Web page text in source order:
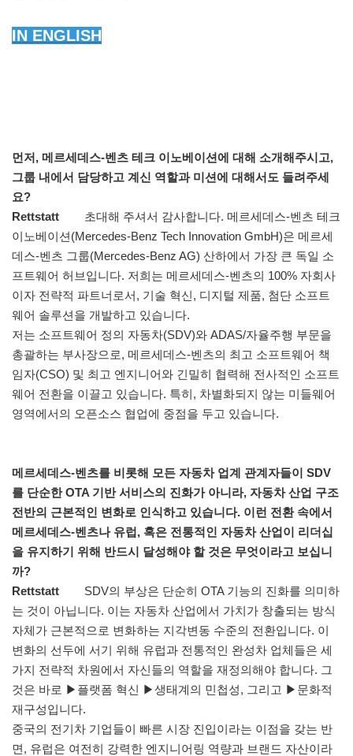
IN ENGLISH
먼저, 메르세데스-벤츠 테크 이노베이션에 대해 소개해주시고,
그룹 내에서 담당하고 계신 역할과 미션에 대해서도 들려주세
요?
Rettstatt 초대해 주셔서 감사합니다. 메르세데스-벤츠 테크
이노베이션(Mercedes-Benz Tech Innovation GmbH)은 메르세
데스-벤츠 그룹(Mercedes-Benz AG) 산하에서 가장 큰 독일 소
프트웨어 허브입니다. 저희는 메르세데스-벤츠의 100% 자회사
이자 전략적 파트너로서, 기술 혁신, 디지털 제품, 첨단 소프트
웨어 솔루션을 개발하고 있습니다.
저는 소프트웨어 정의 자동차(SDV)와 ADAS/자율주행 부문을
총괄하는 부사장으로, 메르세데스-벤츠의 최고 소프트웨어 책
임자(CSO) 및 최고 엔지니어와 긴밀히 협력해 전사적인 소프트
웨어 전환을 이끌고 있습니다. 특히, 차별화되지 않는 미들웨어
영역에서의 오픈소스 협업에 중점을 두고 있습니다.
메르세데스-벤츠를 비롯해 모든 자동차 업계 관계자들이 SDV
를 단순한 OTA 기반 서비스의 진화가 아니라, 자동차 산업 구조
전반의 근본적인 변화로 인식하고 있습니다. 이런 전환 속에서
메르세데스-벤츠나 유럽, 혹은 전통적인 자동차 산업이 리더십
을 유지하기 위해 반드시 달성해야 할 것은 무엇이라고 보십니
까?
Rettstatt SDV의 부상은 단순히 OTA 기능의 진화를 의미하
는 것이 아닙니다. 이는 자동차 산업에서 가치가 창출되는 방식
자체가 근본적으로 변화하는 지각변동 수준의 전환입니다. 이
변화의 선두에 서기 위해 유럽과 전통적인 완성차 업체들은 세
가지 전략적 차원에서 자신들의 역할을 재정의해야 합니다. 그
것은 바로 ▶플랫폼 혁신 ▶생태계의 민첩성, 그리고 ▶문화적
재구성입니다.
중국의 전기차 기업들이 빠른 시장 진입이라는 이점을 갖는 반
면, 유럽은 여전히 강력한 엔지니어링 역량과 브랜드 자산이라